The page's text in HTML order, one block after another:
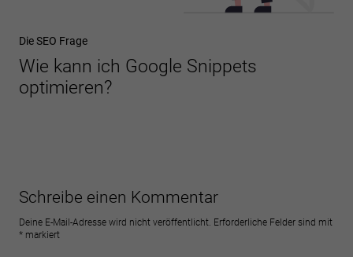
Die SEO Frage
Wie kann ich Google Snippets
optimieren?
Schreibe einen Kommentar
Deine E-Mail-Adresse wird nicht veröffentlicht. Erforderliche Felder sind mit
* markiert